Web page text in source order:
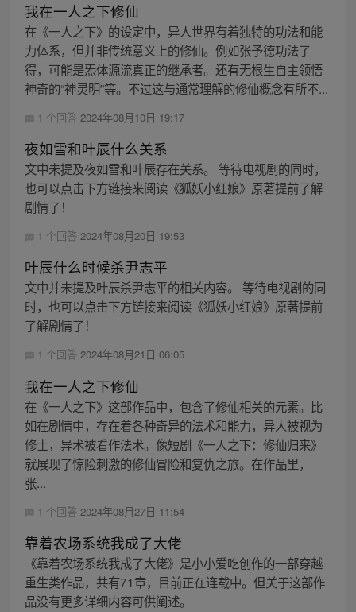
我在一人之下修仙
在《一人之下》的设定中，异人世界有着独特的功法和能
力体系，但并非传统意义上的修仙。例如张予德功法了
得，可能是炁体源流真正的继承者。还有无根生自主领悟
神奇的“神灵明”等。不过这与通常理解的修仙概念有所不...
1 个回答 2024年08月10日 19:17
夜如雪和叶辰什么关系
文中未提及夜如雪和叶辰存在关系。 等待电视剧的同时，
也可以点击下方链接来阅读《狐妖小红娘》原著提前了解
剧情了！
1 个回答 2024年08月20日 19:53
叶辰什么时候杀尹志平
文中并未提及叶辰杀尹志平的相关内容。 等待电视剧的同
时，也可以点击下方链接来阅读《狐妖小红娘》原著提前
了解剧情了！
1 个回答 2024年08月21日 06:05
我在一人之下修仙
在《一人之下》这部作品中，包含了修仙相关的元素。比
如在剧情中，存在着各种奇异的法术和能力，异人被视为
修士，异术被看作法术。像短剧《一人之下：修仙归来》
就展现了惊险刺激的修仙冒险和复仇之旅。在作品里，
张...
1 个回答 2024年08月27日 11:54
靠着农场系统我成了大佬
《靠着农场系统我成了大佬》是小小爱吃创作的一部穿越
重生类作品，共有71章，目前正在连载中。但关于这部作
品没有更多详细内容可供阐述。